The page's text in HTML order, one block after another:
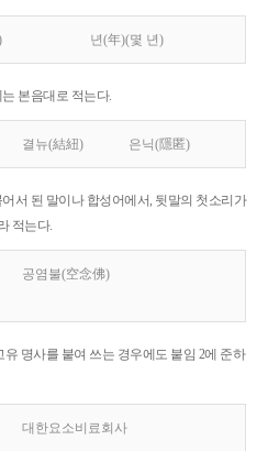
년(年)(몇 년)
본음대로 적는다.
결뉴(結紐) 은닉(隱匿)
서 된 말이나 합성어에서, 뒷말의 첫소리가
적는다.
공염불(空念佛)
명사를 붙여 쓰는 경우에도 붙임 2에 준하
대한요소비료회사